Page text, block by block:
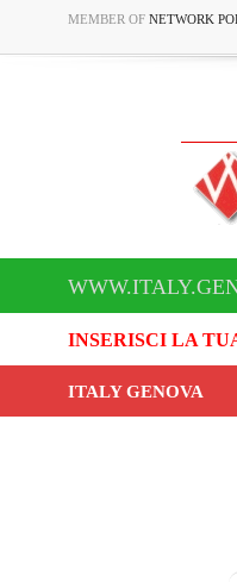
MEMBER OF NETWORK
INSERISCI LA
ITALY GENOVA